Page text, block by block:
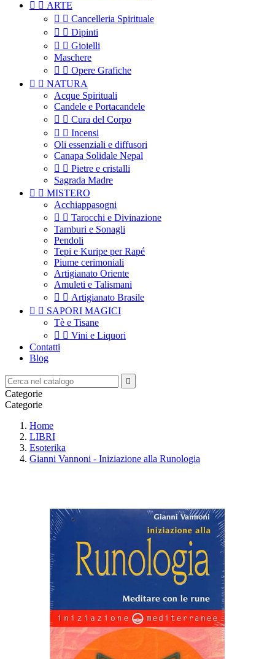
  ARTE
  Cancelleria Spirituale
  Dipinti
  Gioielli
Maschere
  Opere Grafiche
  NATURA
Acque Spirituali
Candele e Portacandele
  Cura del Corpo
  Incensi
Oli essenziali e diffusori
Canapa Solidale Nepal
  Pietre e cristalli
Sagrada Madre
  MISTERO
Acchiappasogni
  Tarocchi e Divinazione
Tamburi e Sonagli
Pendoli
Tepi e Kuripe per Rapé
Piume cerimoniali
Artigianato Oriente
Amuleti e Talismani
  Artigianato Brasile
  SAPORI MAGICI
Tè e Tisane
  Vini e Liquori
Contatti
Blog

Categorie
Categorie
Home
LIBRI
Esoterika
Gianni Vannoni - Iniziazione alla Runologia